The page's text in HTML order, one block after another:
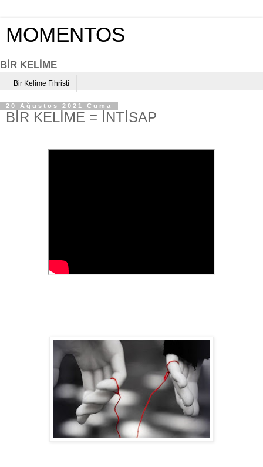
MOMENTOS
BİR KELİME
Bir Kelime Fihristi
20 Ağustos 2021 Cuma
BİR KELİME = İNTİSAP